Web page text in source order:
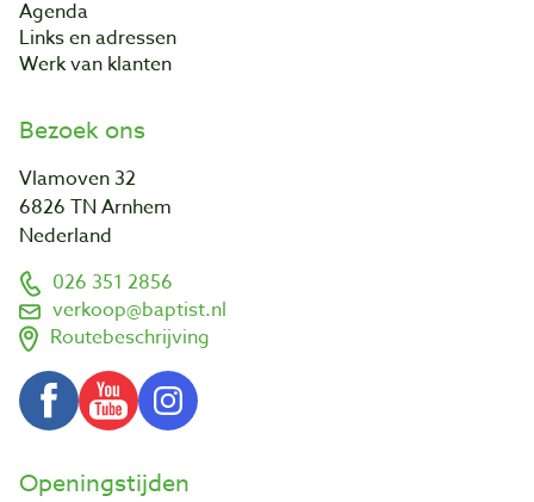
Agenda
Links en adressen
Werk van klanten
Bezoek ons
Vlamoven 32
6826 TN Arnhem
Nederland
026 351 2856
verkoop@baptist.nl
Routebeschrijving
Openingstijden